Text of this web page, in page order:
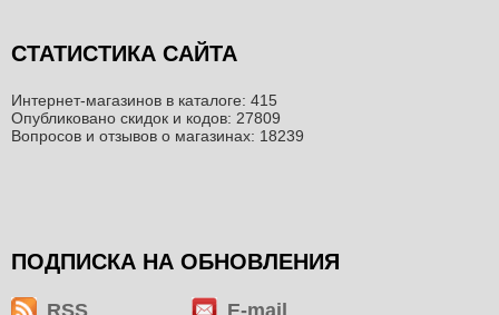
СТАТИСТИКА САЙТА
Интернет-магазинов в каталоге: 415
Опубликовано скидок и кодов: 27809
Вопросов и отзывов о магазинах: 18239
ПОДПИСКА НА ОБНОВЛЕНИЯ
RSS E-mail